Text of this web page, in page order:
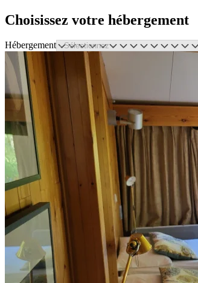
Choisissez votre hébergement
Hébergement